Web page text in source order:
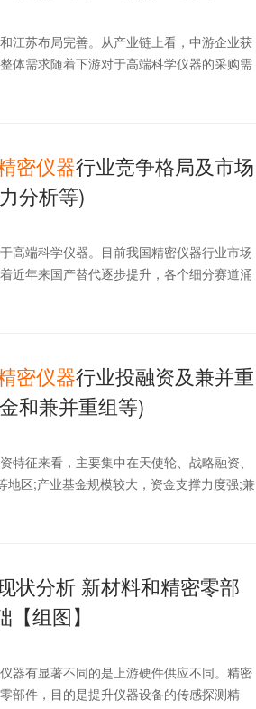
江苏布局完善。从产业链上看，中游企业获
体需求随着下游对于高端科学仪器的采购需
密仪器行业竞争格局及市场
分析等)
高端科学仪器。目前我国精密仪器行业市场
近年来国产替代逐步提升，各个细分赛道涌
密仪器行业投融资及兼并重
和兼并重组等)
征来看，主要集中在天使轮、战略融资、
区;产业基金规模较大，资金支撑力度强;兼
状分析 新材料和精密零部
组图】
器有显著不同的是上游硬件供应不同。精密
部件，目的是提升仪器设备的传感探测精